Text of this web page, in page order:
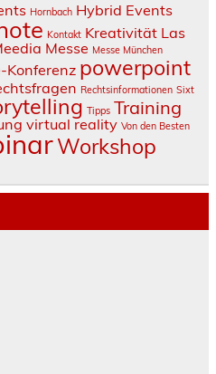
Hornbach Hybrid Events
Kontakt Kreativität Las
Messe Messe München
Konferenz powerpoint
Rechtsinformationen Sixt
Tipps Training
virtual reality Von den Besten
Workshop